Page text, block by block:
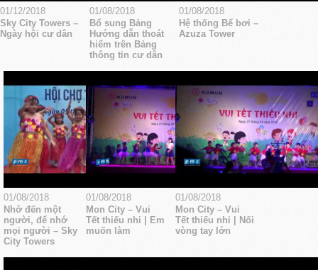
01/12/2018
Sky City Towers –
Ngày hội cư dân
01/08/2018
Bổ sung Bảng
Hướng dẫn thoát
hiểm trên Bảng
thông tin cư dân
01/08/2018
Hệ thống Bể bơi –
Azuza Tower
01/08/2018
Nhớ đến một
người, để nhớ
mọi người – Sky
City Towers
01/08/2018
Mon City – Vui
Tết thiếu nhi | Em
muốn làm
01/08/2018
Mon City – Vui
Tết thiếu nhi | Nối
vòng tay lớn